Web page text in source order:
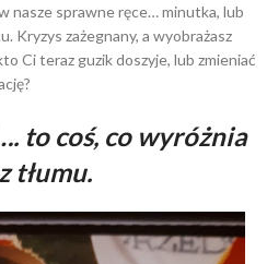
nasze sprawne ręce… minutka, lub
Kryzys zażegnany, a wyobrażasz
Ci teraz guzik doszyje, lub zmieniać
to coś, co wyróżnia
tłumu.